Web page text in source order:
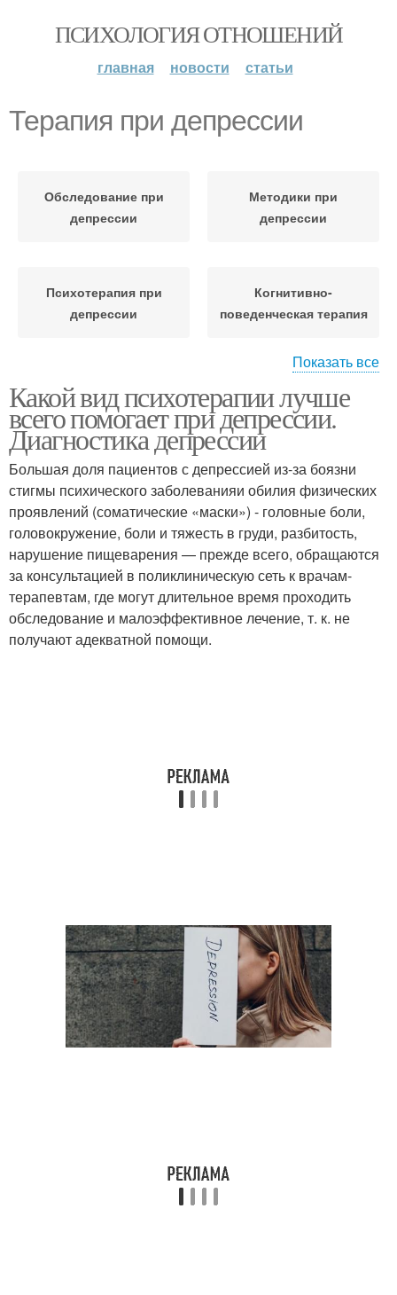
ПСИХОЛОГИЯ ОТНОШЕНИЙ
главная новости статьи
Терапия при депрессии
Обследование при
депрессии
Методики при
депрессии
Психотерапия при
депрессии
Когнитивно-
поведенческая терапия
Психодинамическая
терапия
Помощь при депрессии
Показать все
Какой вид психотерапии лучше
всего помогает при депрессии.
Диагностика депрессии
Большая доля пациентов с депрессией из-за боязни
стигмы психического заболеванияи обилия физических
проявлений (соматические «маски») - головные боли,
головокружение, боли и тяжесть в груди, разбитость,
нарушение пищеварения — прежде всего, обращаются
за консультацией в поликлиническую сеть к врачам-
терапевтам, где могут длительное время проходить
обследование и малоэффективное лечение, т. к. не
получают адекватной помощи.